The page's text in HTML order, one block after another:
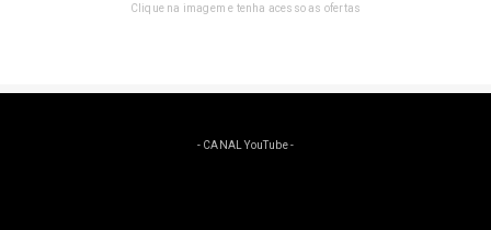
Clique na imagem e tenha acesso as ofertas
- CANAL YouTube -